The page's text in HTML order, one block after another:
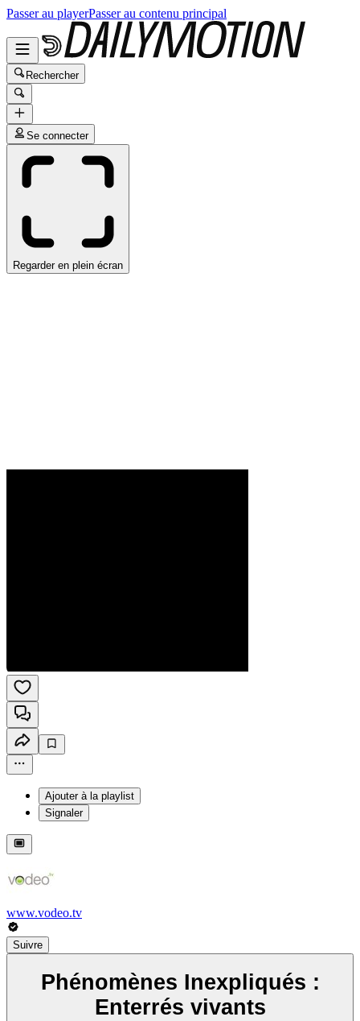
Passer au playerPasser au contenu principal
Rechercher
Se connecter
Regarder en plein écran
Ajouter à la playlist
Signaler
www.vodeo.tv
Suivre
Phénomènes Inexpliqués :
Enterrés vivants